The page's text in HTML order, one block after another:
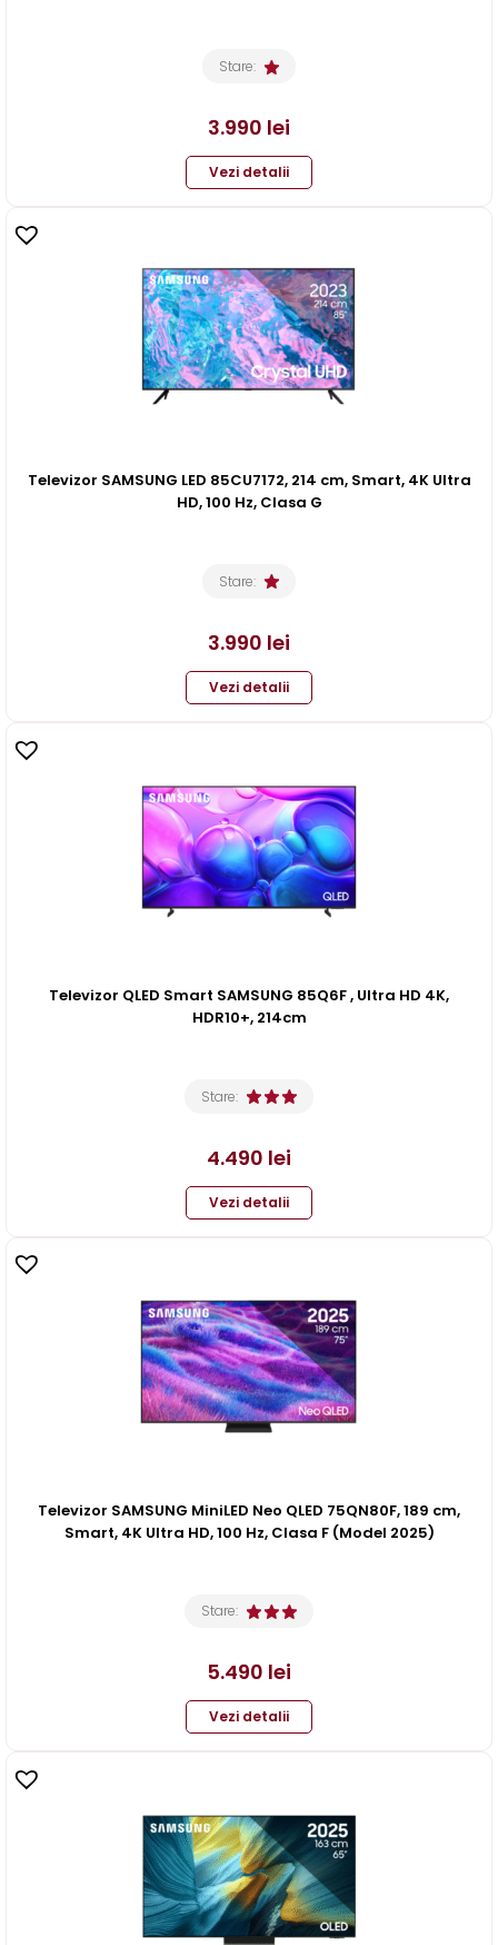
Stare:
3.990 lei
Vezi detalii
Televizor SAMSUNG LED 85CU7172, 214 cm, Smart, 4K Ultra
HD, 100 Hz, Clasa G
Stare:
3.990 lei
Vezi detalii
Televizor QLED Smart SAMSUNG 85Q6F , Ultra HD 4K,
HDR10+, 214cm
Stare:
4.490 lei
Vezi detalii
Televizor SAMSUNG MiniLED Neo QLED 75QN80F, 189 cm,
Smart, 4K Ultra HD, 100 Hz, Clasa F (Model 2025)
Stare:
5.490 lei
Vezi detalii